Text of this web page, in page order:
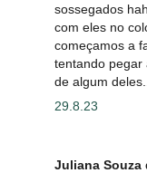
sossegados
com eles no
começamos a
tentando pegar
de algum
29.8.23
Juliana Souza